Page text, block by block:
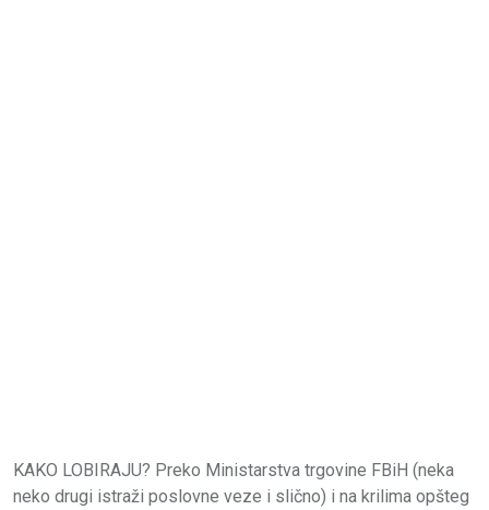
KAKO LOBIRAJU? Preko Ministarstva trgovine FBiH (neka
neko drugi istraži poslovne veze i slično) i na krilima opšteg